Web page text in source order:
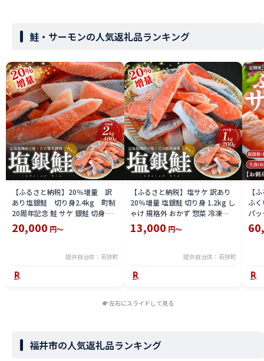
鮭・サーモンの人気返礼品ランキング
【ふるさと納税】20％増量 訳
あり塩銀鮭 切り身2.4kg 町制
20周年記念 鮭 サケ 銀鮭 切身 訳
あり おかず 冷凍 規格外 お取り寄
せ 福井県 若狭町
20,000 円～
提供自治体：若狭町
【ふるさと納税】塩サケ 訳あり
20％増量 塩銀鮭 切り身 1.2kg し
ゃけ 規格外 おかず 惣菜 冷凍
魚 鮭 サケ 銀鮭 切身 お取り寄せ
13,000 円～
提供自治体：若狭町
【
ふ
パ
冷
左右にスライドして見る
福井市の人気返礼品ランキング